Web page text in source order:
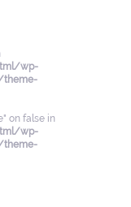
wp-
on false in
wp-